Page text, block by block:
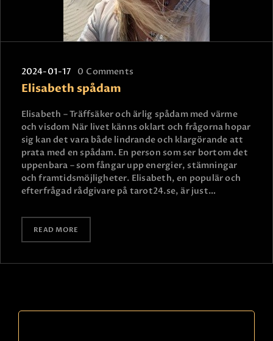
BLOGG
JOBBA SOM SPÅDAM
FAQ
KONTAKTA OSS
2024-01-17 0 Comments
Elisabeth spådam
Elisabeth – Träffsäker och ärlig spådam med värme
och visdom När livet känns oklart och frågorna hopar
sig kan det vara både lindrande och klargörande att
prata med en spådam. En person som ser bortom det
uppenbara – som fångar upp energier, stämningar
och framtidsmöjligheter. Elisabeth, en populär och
efterfrågad rådgivare på tarot24.se, är just…
READ MORE